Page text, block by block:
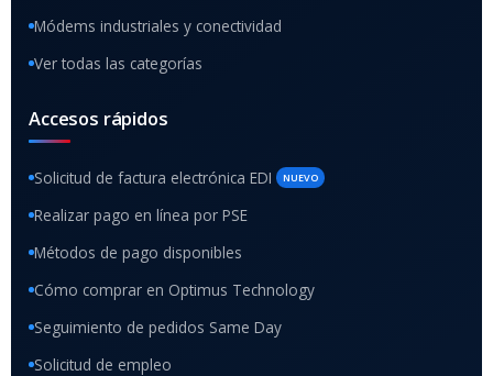
Módems industriales y conectividad
Ver todas las categorías
Accesos rápidos
Solicitud de factura electrónica EDI NUEVO
Realizar pago en línea por PSE
Métodos de pago disponibles
Cómo comprar en Optimus Technology
Seguimiento de pedidos Same Day
Solicitud de empleo